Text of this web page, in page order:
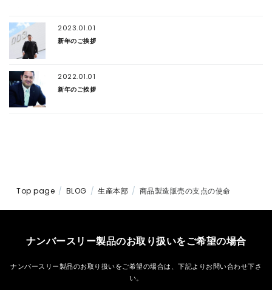
2023.01.01
新年のご挨拶
2022.01.01
新年のご挨拶
Top page BLOG 生産本部 商品製造販売の支点の使命
ナンバースリー製品のお取り扱いをご希望の場合
ナンバースリー製品のお取り扱いをご希望の場合は、 下記よりお問い合わせ下さ
い。